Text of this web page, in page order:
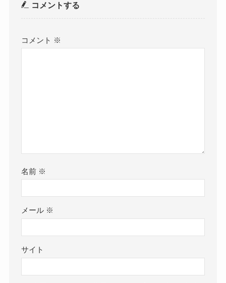
コメントする
コメント ※
名前 ※
メール ※
サイト